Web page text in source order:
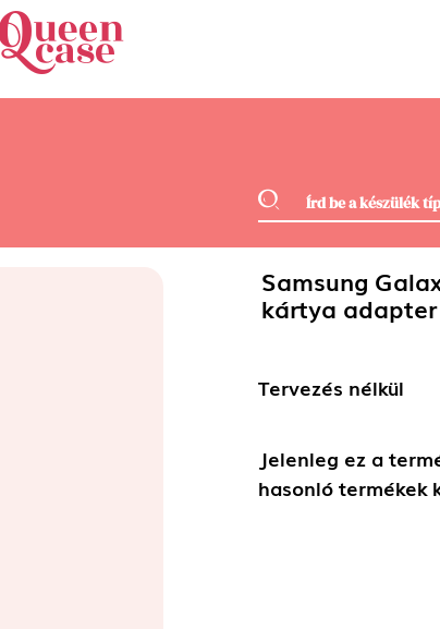
Samsung
kártya adapter
Tervezés nélkül
Jelenleg ez a
hasonló termékek